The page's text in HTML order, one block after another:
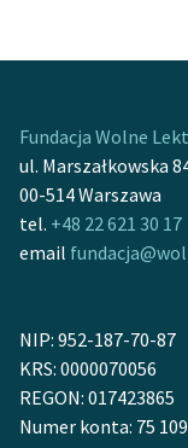
Fundacja Wolne
ul. Marszałkowska
00-514 Warszawa
tel. +48 22 621 30 17
email
NIP: 952-187-70-87
KRS: 0000070056
REGON: 017423865
Numer konta: 75